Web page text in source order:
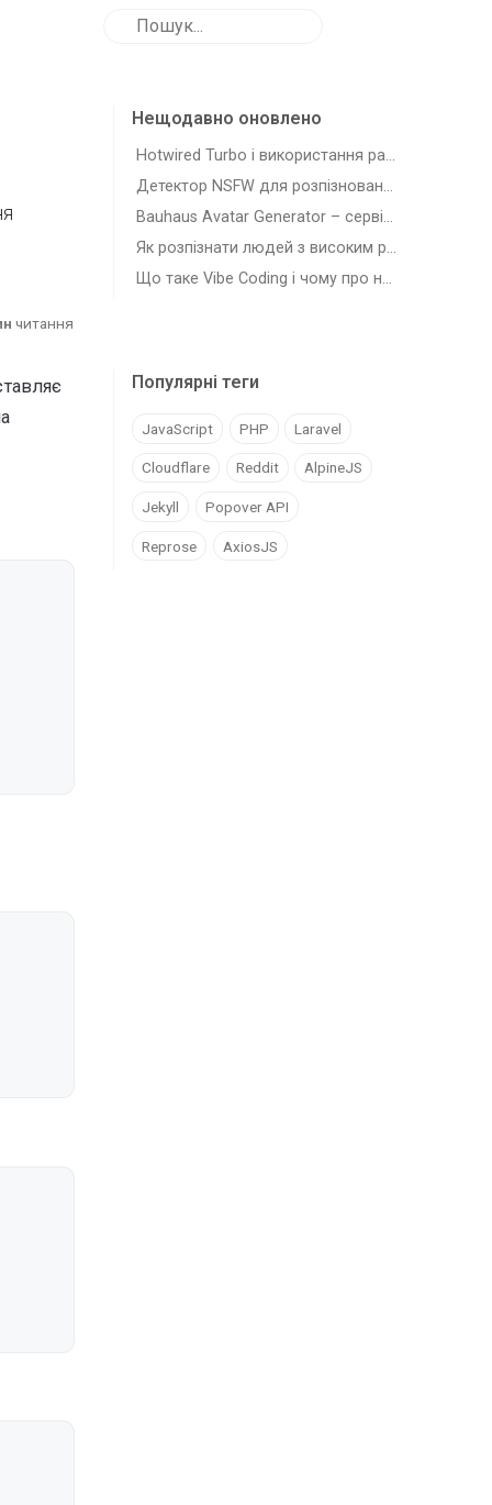
читання
Нещодавно оновлено
Hotwired Turbo і використання разом з Laravel
Детектор NSFW для розпізновання зображень з шкідливим для роботи контентом
Bauhaus Avatar Generator – сервіс для генерації автарів-плейсхолдерів
Як розпізнати людей з високим рівнем самостійності (agency)
Що таке Vibe Coding і чому про нього всі говорять
Популярні теги
JavaScript PHP Laravel
Cloudflare Reddit AlpineJS
Jekyll Popover API
Reprose AxiosJS